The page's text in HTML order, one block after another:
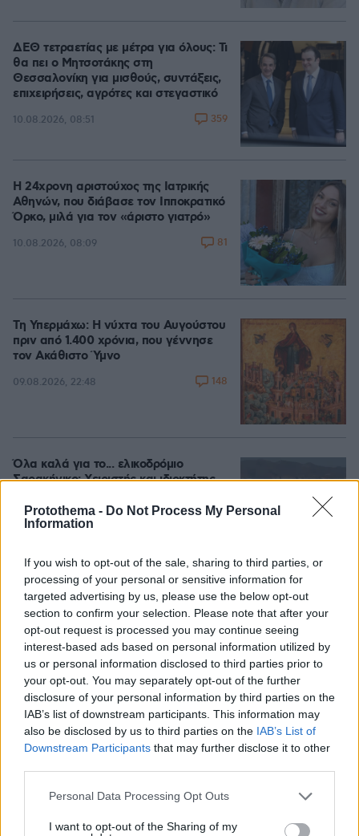
Protothema - Do Not Process My Personal
Information
If you wish to opt-out of the sale, sharing to third parties, or
processing of your personal or sensitive information for
targeted advertising by us, please use the below opt-out
section to confirm your selection. Please note that after your
opt-out request is processed you may continue seeing
interest-based ads based on personal information utilized by
us or personal information disclosed to third parties prior to
your opt-out. You may separately opt-out of the further
disclosure of your personal information by third parties on the
IAB’s list of downstream participants. This information may
also be disclosed by us to third parties on the IAB’s List of
Downstream Participants that may further disclose it to other
Please note that this website/app uses one or more Google
not limited to your visit or usage behaviour. You may click to
Personal Data Processing Opt Outs
I want to opt-out of the Sharing of my
ΔΕΘ τετραετίας με μέτρα για όλους: Τι
θα πει ο Μητσοτάκης στη
Θεσσαλονίκη για μισθούς, συντάξεις,
επιχειρήσεις, αγρότες και στεγαστικό
10.08.2026, 08:51 359
Η 24χρονη αριστούχος της Ιατρικής
Αθηνών, που διάβασε τον Ιπποκρατικό
Όρκο, μιλά για τον «άριστο γιατρό»
10.08.2026, 08:09 81
Τη Υπερμάχω: Η νύχτα του Αυγούστου
πριν από 1.400 χρόνια, που γέννησε
τον Ακάθιστο Ύμνο
09.08.2026, 22:48 148
Loaded:
100.00%
Όλα καλά για το... ελικοδρόμιο
Σαρακήνικο: Χειριστής και ιδιοκτήτης
με ένα πρόστιμο
Καρυστιανού: Περιμένω αποδείξεις
από τον Αυγερινό, θα υπάρξουν
νομικές συνέπειες για όσους δεν
εξηγήσουν όσα λένε
10.08.2026, 08:45
Games